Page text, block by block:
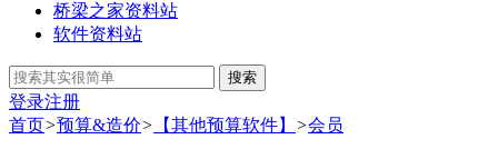
桥梁之家资料站
软件资料站
搜索
登录注册
首页>预算&造价> 【其他预算软件】 >会员